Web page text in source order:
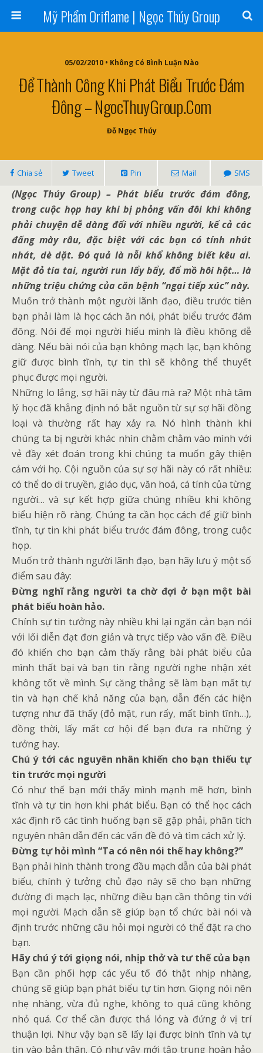
Mỹ Phẩm Oriflame | Ngọc Thúy Group
05/02/2010 • Không Có Bình Luận Nào
Để Thành Công Khi Phát Biểu Trước Đám
Đông – NgocThuyGroup.com
Đỗ Ngọc Thúy
Chia sẻ Tweet Pin Mail SMS
(Ngọc Thúy Group) – Phát biểu trước đám đông,
trong cuộc họp hay khi bị phỏng vấn đôi khi không
phải chuyện dễ dàng đối với nhiều người, kể cả các
đấng mày râu, đặc biệt với các bạn có tính nhút
nhát, dè dặt. Đó quả là nỗi khổ không biết kêu ai.
Mặt đỏ tía tai, người run lẩy bẩy, đổ mồ hôi hột… là
những triệu chứng của căn bệnh “ngại tiếp xúc” này.
Muốn trở thành một người lãnh đạo, điều trước tiên
bạn phải làm là học cách ăn nói, phát biểu trước đám
đông. Nói để mọi người hiểu mình là điều không dễ
dàng. Nếu bài nói của bạn không mạch lạc, bạn không
giữ được bình tĩnh, tự tin thì sẽ không thể thuyết
phục được mọi người.
Những lo lắng, sợ hãi này từ đâu mà ra? Một nhà tâm
lý học đã khẳng định nó bắt nguồn từ sự sợ hãi đồng
loại và thường rất hay xảy ra. Nó hình thành khi
chúng ta bị người khác nhìn chằm chằm vào mình với
vẻ đầy xét đoán trong khi chúng ta muốn gây thiện
cảm với họ. Cội nguồn của sự sợ hãi này có rất nhiều:
có thể do di truyền, giáo dục, văn hoá, cá tính của từng
người… và sự kết hợp giữa chúng nhiều khi không
biểu hiện rõ ràng. Chúng ta cần học cách để giữ bình
tĩnh, tự tin khi phát biểu trước đám đông, trong cuộc
họp.
Muốn trở thành người lãnh đạo, bạn hãy lưu ý một số
điểm sau đây:
Đừng nghĩ rằng người ta chờ đợi ở bạn một bài
phát biểu hoàn hảo.
Chính sự tin tưởng này nhiều khi lại ngăn cản bạn nói
với lối diễn đạt đơn giản và trực tiếp vào vấn đề. Điều
đó khiến cho bạn cảm thấy rằng bài phát biểu của
mình thất bại và bạn tin rằng người nghe nhận xét
không tốt về mình. Sự căng thẳng sẽ làm bạn mất tự
tin và hạn chế khả năng của bạn, dẫn đến các hiện
tượng như đã thấy (đỏ mặt, run rẩy, mất bình tĩnh…),
đồng thời, lấy mất cơ hội để bạn đưa ra những ý
tưởng hay.
Chú ý tới các nguyên nhân khiến cho bạn thiếu tự
tin trước mọi người
Có như thế bạn mới thấy mình mạnh mẽ hơn, bình
tĩnh và tự tin hơn khi phát biểu. Bạn có thể học cách
xác định rõ các tình huống bạn sẽ gặp phải, phân tích
nguyên nhân dẫn đến các vấn đề đó và tìm cách xử lý.
Đừng tự hỏi mình “Ta có nên nói thế hay không?”
Bạn phải hình thành trong đầu mạch dẫn của bài phát
biểu, chính ý tưởng chủ đạo này sẽ cho bạn những
đường đi mạch lạc, những điều bạn cần thông tin với
mọi người. Mạch dẫn sẽ giúp bạn tổ chức bài nói và
định trước những câu hỏi mọi người có thể đặt ra cho
bạn.
Hãy chú ý tới giọng nói, nhịp thở và tư thế của bạn
Bạn cần phối hợp các yếu tố đó thật nhịp nhàng,
chúng sẽ giúp bạn phát biểu tự tin hơn. Giọng nói nên
nhẹ nhàng, vừa đủ nghe, không to quá cũng không
nhỏ quá. Cơ thể cần được thả lỏng và đứng ở vị trí
thuận lợi. Như vậy bạn sẽ lấy lại được bình tĩnh và tự
tin vào bản thân. Có như vậy mới tập trung hoàn hảo